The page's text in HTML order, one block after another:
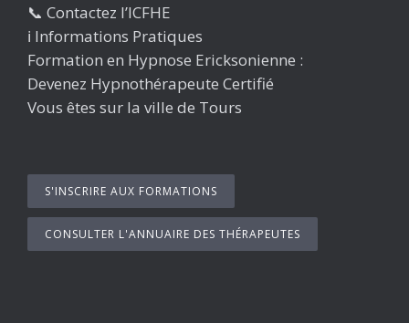
📞 Contactez l’ICFHE
ℹ️ Informations Pratiques
Formation en Hypnose Ericksonienne :
Devenez Hypnothérapeute Certifié
Vous êtes sur la ville de Tours
S'INSCRIRE AUX FORMATIONS
CONSULTER L'ANNUAIRE DES THÉRAPEUTES